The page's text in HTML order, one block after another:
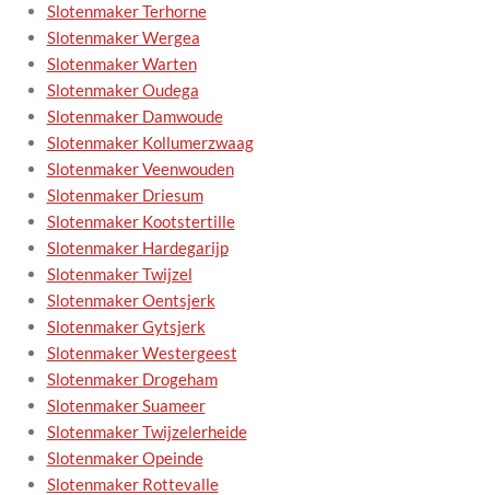
Slotenmaker Terhorne
Slotenmaker Wergea
Slotenmaker Warten
Slotenmaker Oudega
Slotenmaker Damwoude
Slotenmaker Kollumerzwaag
Slotenmaker Veenwouden
Slotenmaker Driesum
Slotenmaker Kootstertille
Slotenmaker Hardegarijp
Slotenmaker Twijzel
Slotenmaker Oentsjerk
Slotenmaker Gytsjerk
Slotenmaker Westergeest
Slotenmaker Drogeham
Slotenmaker Suameer
Slotenmaker Twijzelerheide
Slotenmaker Opeinde
Slotenmaker Rottevalle